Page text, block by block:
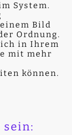
System.
Bild
Ordnung.
in Ihrem
mit mehr
können.
sein: